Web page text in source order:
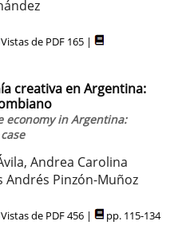
Vistas de PDF 165 |
creativa en Argentina:
economy in Argentina:
Andrea Carolina
Andrés Pinzón-Muñoz
Vistas de PDF 456 | pp. 115-134